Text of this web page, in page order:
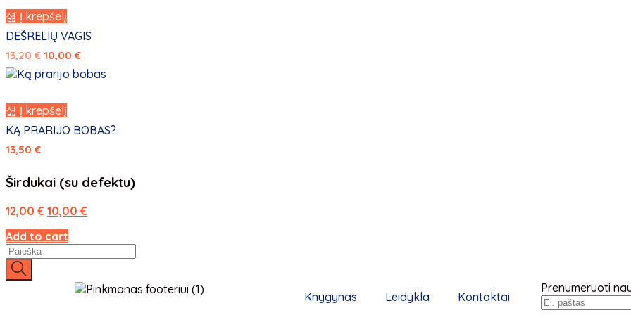
Į krepšelį
DEŠRELIŲ VAGIS
13,20€ 10,00 €
Į krepšelį
KĄ PRARIJO BOBAS?
13,50 €
Širdukai (su defektu)
12,00€ 10,00 €
Add to cart
Knygynas Leidykla Kontaktai
Prenumeruoti